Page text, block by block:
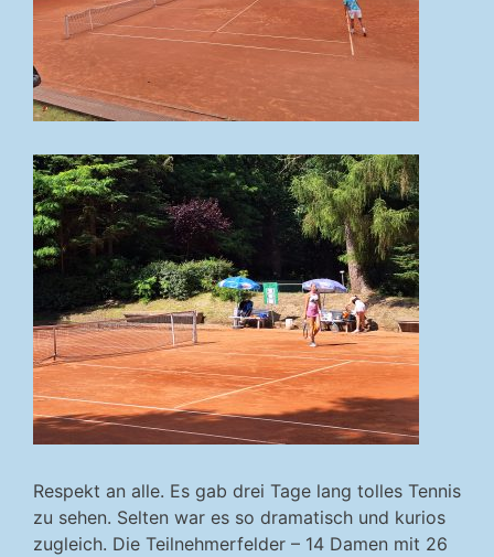
Respekt an alle. Es gab drei Tage lang tolles Tennis
zu sehen. Selten war es so dramatisch und kurios
zugleich. Die Teilnehmerfelder – 14 Damen mit 26